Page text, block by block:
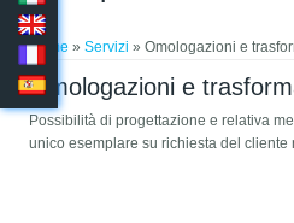
Home »Servizi » Omologazioni e
Omologazioni e
Possibilità di progettazione e relativa
unico esemplare su richiesta del